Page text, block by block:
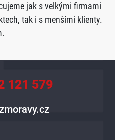
jak s velkými firmami
tak i s menšími klienty.
121 579